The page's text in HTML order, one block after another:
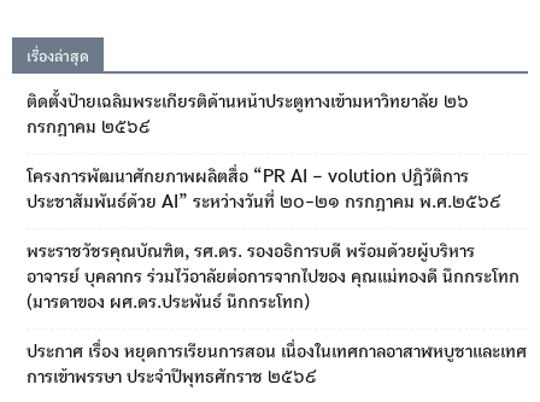
เรื่องล่าสุด
ติดตั้งป้ายเฉลิมพระเกียรติด้านหน้าประตูทางเข้ามหาวิทยาลัย ๒๖
กรกฎาคม ๒๕๖๙
โครงการพัฒนาศักยภาพผลิตสื่อ “PR AI – volution ปฏิวัติการ
ประชาสัมพันธ์ด้วย AI” ระหว่างวันที่ ๒๐-๒๑ กรกฎาคม พ.ศ.๒๕๖๙
พระราชวัชรคุณบัณฑิต, รศ.ดร. รองอธิการบดี พร้อมด้วยผู้บริหาร
อาจารย์ บุคลากร ร่วมไว้อาลัยต่อการจากไปของ คุณแม่ทองดี นึกกระโทก
(มารดาของ ผศ.ดร.ประพันธ์ นึกกระโทก)
ประกาศ เรื่อง หยุดการเรียนการสอน เนื่องในเทศกาลอาสาฬหบูชาและเทศ
การเข้าพรรษา ประจำปีพุทธศักราช ๒๕๖๙